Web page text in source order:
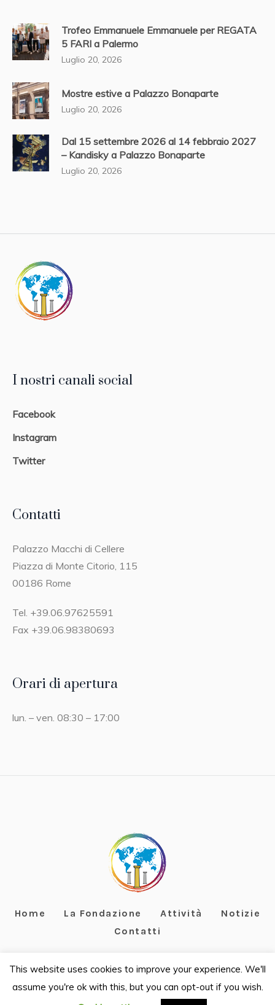
Trofeo Emmanuele Emmanuele per REGATA
5 FARI a Palermo
Luglio 20, 2026
Mostre estive a Palazzo Bonaparte
Luglio 20, 2026
Dal 15 settembre 2026 al 14 febbraio 2027
– Kandisky a Palazzo Bonaparte
Luglio 20, 2026
I nostri canali social
Facebook
Instagram
Twitter
Contatti
Palazzo Macchi di Cellere
Piazza di Monte Citorio, 115
00186 Rome
Tel. +39.06.97625591
Fax +39.06.98380693
Orari di apertura
lun. – ven. 08:30 – 17:00
Home La Fondazione Attività
Notizie
Contatti
Fondazione Terzo Pilastro Internazionale - C.F. 97967070588
This website uses cookies to improve your experience. We'll
assume you're ok with this, but you can opt-out if you wish.